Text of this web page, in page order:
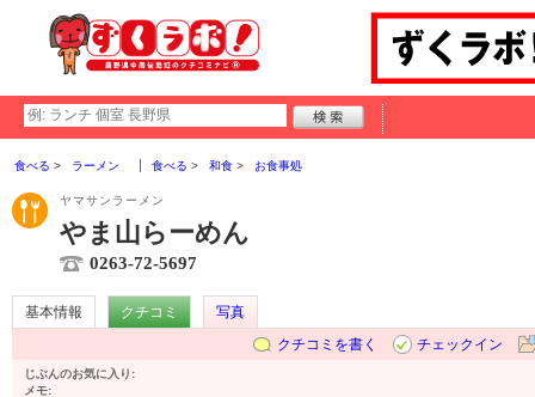
食べる ラーメン 食べる 和食 お食事処
ヤマサンラーメン
やま山らーめん
0263-72-5697
基本情報 クチコミ
写真
クチコミを書く
チェックイン
じぶんのお気に入り:
メモ: